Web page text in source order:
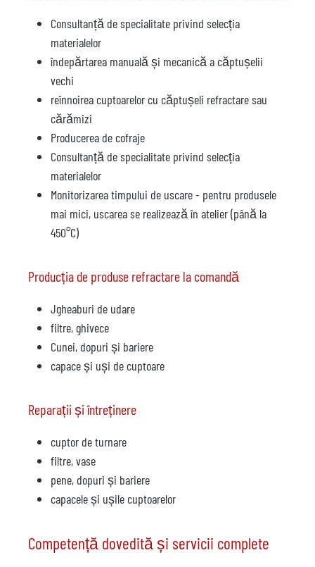
Consultanță de specialitate privind selecția
materialelor
îndepărtarea manuală și mecanică a căptușelii
vechi
reînnoirea cuptoarelor cu căptușeli refractare sau
cărămizi
Producerea de cofraje
Consultanță de specialitate privind selecția
materialelor
Monitorizarea timpului de uscare - pentru produsele
mai mici, uscarea se realizează în atelier (până la
450°C)
Producția de produse refractare la comandă
Jgheaburi de udare
filtre, ghivece
Cunei, dopuri și bariere
capace și uși de cuptoare
Reparații și întreținere
cuptor de turnare
filtre, vase
pene, dopuri și bariere
capacele și ușile cuptoarelor
Competență dovedită și servicii complete